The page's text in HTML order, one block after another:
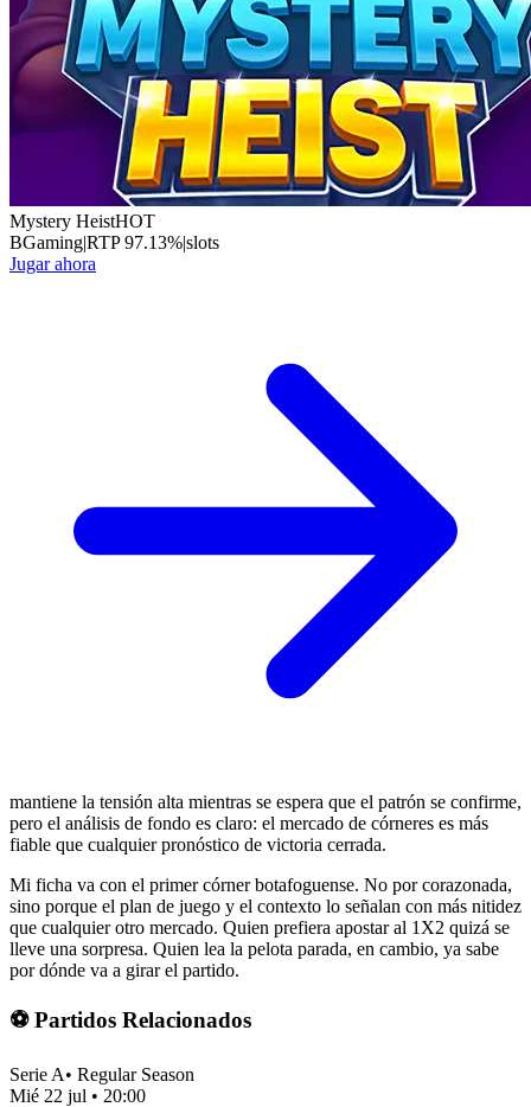
Mystery HeistHOT
BGaming|RTP97.13%|slots
Jugar ahora
mantiene la tensión alta mientras se espera que el patrón se confirme,
pero el análisis de fondo es claro: el mercado de córneres es más
fiable que cualquier pronóstico de victoria cerrada.
Mi ficha va con el primer córner botafoguense. No por corazonada,
sino porque el plan de juego y el contexto lo señalan con más nitidez
que cualquier otro mercado. Quien prefiera apostar al 1X2 quizá se
lleve una sorpresa. Quien lea la pelota parada, en cambio, ya sabe
por dónde va a girar el partido.
⚽ Partidos Relacionados
Serie A• Regular Season
Mié 22 jul • 20:00